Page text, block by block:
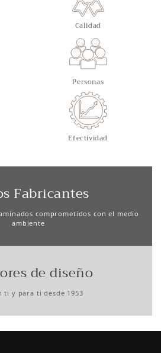
Calidad
Personas
Efectividad
Fabricantes
comprometidos con el medio
ambiente
de diseño
ti y para ti desde 1953